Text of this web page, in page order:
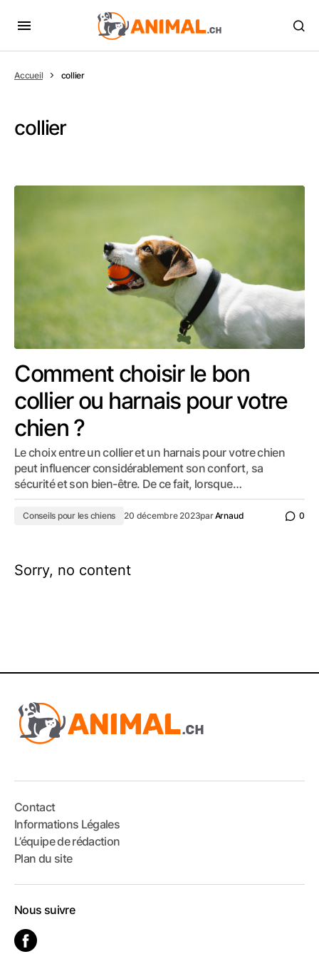
Accueil collier
collier
Comment choisir le bon
collier ou harnais pour votre
chien ?
Le choix entre un collier et un harnais pour votre chien
peut influencer considérablement son confort, sa
sécurité et son bien-être. De ce fait, lorsque…
Conseils pour les chiens 20 décembre 2023parArnaud 0
Sorry, no content
Contact
Informations Légales
L’équipe de rédaction
Plan du site
Nous suivre